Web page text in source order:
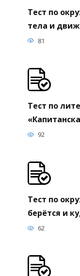
Тест по
тела и
81
Тест по
92
Тест по
берётся и
62